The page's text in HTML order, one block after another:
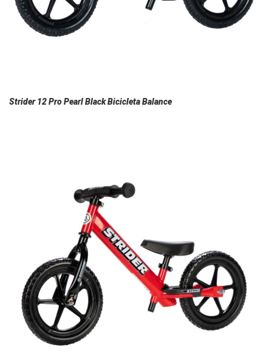
Strider 12 Pro Pearl Black Bicicleta Balance